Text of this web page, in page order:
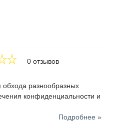
0 отзывов
обхода разнообразных
конфиденциальности и
Подробнее »